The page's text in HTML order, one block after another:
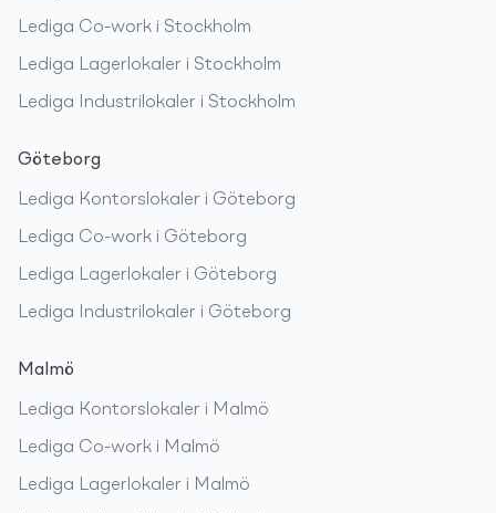
Lediga Co-work i Stockholm
Lediga Lagerlokaler i Stockholm
Lediga Industrilokaler i Stockholm
Göteborg
Lediga Kontorslokaler i Göteborg
Lediga Co-work i Göteborg
Lediga Lagerlokaler i Göteborg
Lediga Industrilokaler i Göteborg
Malmö
Lediga Kontorslokaler i Malmö
Lediga Co-work i Malmö
Lediga Lagerlokaler i Malmö